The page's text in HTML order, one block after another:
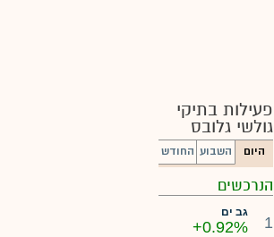
פעילות בתיקי
גולשי גלובס
היום השבוע החודש
הנרכשים
1
גב ים
+0.92%